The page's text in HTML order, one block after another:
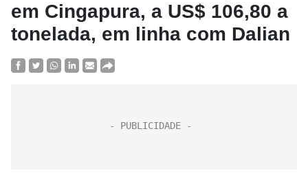
em Cingapura, a US$ 106,80 a
tonelada, em linha com Dalian